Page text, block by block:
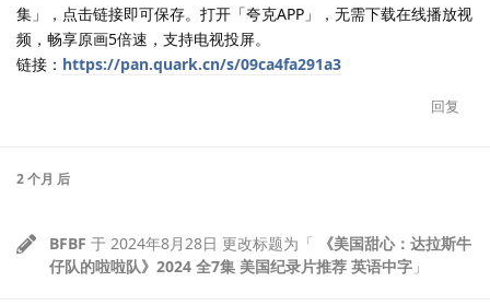
集」，点击链接即可保存。打开「夸克APP」，无需下载在线播放视
频，畅享原画5倍速，支持电视投屏。
链接： https://pan.quark.cn/s/09ca4fa291a3
回复
2 个月 后
BFBF 于 2024年8月28日 更改标题为「 《美国甜心：达拉斯牛
仔队的啦啦队》2024 全7集 美国纪录片推荐 英语中字 」